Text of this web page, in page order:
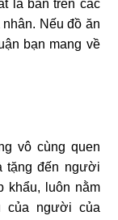
là bán trên các
Nếu đồ ăn
bạn mang về
vô cùng quen
tặng đến người
khẩu, luôn nằm
của người của